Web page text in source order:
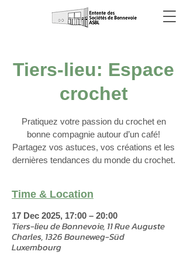
Tiers-lieu: Espace
crochet
Pratiquez votre passion du crochet en
bonne compagnie autour d’un café!
Partagez vos astuces, vos créations et les
dernières tendances du monde du crochet.
Time & Location
17 Dec 2025, 17:00 – 20:00
Tiers-lieu de Bonnevoie, 11 Rue Auguste
Charles, 1326 Bouneweg-Süd
Luxembourg